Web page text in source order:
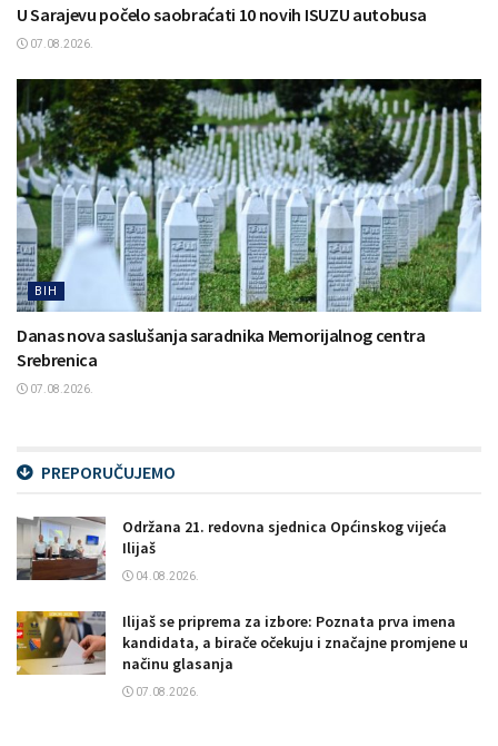
U Sarajevu počelo saobraćati 10 novih ISUZU autobusa
07.08.2026.
BIH
Danas nova saslušanja saradnika Memorijalnog centra
Srebrenica
07.08.2026.
PREPORUČUJEMO
Održana 21. redovna sjednica Općinskog vijeća
Ilijaš
04.08.2026.
Ilijaš se priprema za izbore: Poznata prva imena
kandidata, a birače očekuju i značajne promjene u
načinu glasanja
07.08.2026.